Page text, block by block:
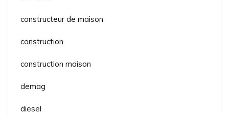
constructeur de maison
construction
construction maison
demag
diesel